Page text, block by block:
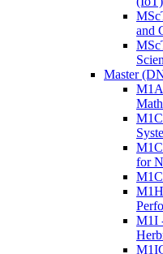
and
Master
for
M1I